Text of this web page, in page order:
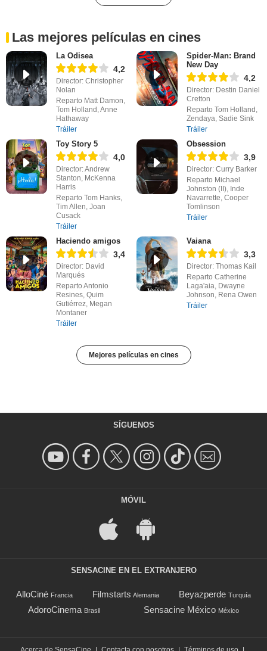
Las mejores películas en cines
La Odisea
4,2
Director: Christopher
Nolan
Reparto Matt Damon,
Tom Holland, Anne
Hathaway
Tráiler
Spider-Man: Brand
New Day
4,2
Director: Destin Daniel
Cretton
Reparto Tom Holland,
Zendaya, Sadie Sink
Tráiler
Toy Story 5
4,0
Director: Andrew
Stanton, McKenna
Harris
Reparto Tom Hanks,
Tim Allen, Joan
Cusack
Tráiler
Obsession
3,9
Director: Curry Barker
Reparto Michael
Johnston (II), Inde
Navarrette, Cooper
Tomlinson
Tráiler
Haciendo amigos
3,4
Director: David
Marqués
Reparto Antonio
Resines, Quim
Gutiérrez, Megan
Montaner
Tráiler
Vaiana
3,3
Director: Thomas Kail
Reparto Catherine
Laga'aia, Dwayne
Johnson, Rena Owen
Tráiler
Mejores películas en cines
SÍGUENOS
MÓVIL
SENSACINE EN EL EXTRANJERO
AlloCiné Francia Filmstarts Alemania Beyazperde Turquía
AdoroCinema Brasil Sensacine México México